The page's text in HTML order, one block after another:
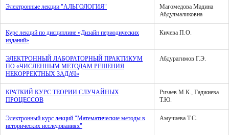
Электронные лекции "АЛЬГОЛОГИЯ"
Магомедова Мадина
Абдулмаликовна
Курс лекций по дисциплине «Дизайн периодических
изданий»
Кичева П.О.
ЭЛЕКТРОННЫЙ ЛАБОРАТОРНЫЙ ПРАКТИКУМ
ПО «ЧИСЛЕННЫМ МЕТОДАМ РЕШЕНИЯ
НЕКОРРЕКТНЫХ ЗАДАЧ»
Абдурагимов Г.Э.
КРАТКИЙ КУРС ТЕОРИИ СЛУЧАЙНЫХ
ПРОЦЕССОВ
Ризаев М.К., Гаджиева
Т.Ю.
Электронный курс лекций "Математические методы в
исторических исследованиях"
Амучиева Т.С.